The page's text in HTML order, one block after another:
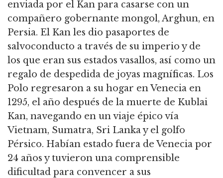
enviada por el Kan para casarse con un
compañero gobernante mongol, Arghun, en
Persia. El Kan les dio pasaportes de
salvoconducto a través de su imperio y de
los que eran sus estados vasallos, así como un
regalo de despedida de joyas magníficas. Los
Polo regresaron a su hogar en Venecia en
1295, el año después de la muerte de Kublai
Kan, navegando en un viaje épico vía
Vietnam, Sumatra, Sri Lanka y el golfo
Pérsico. Habían estado fuera de Venecia por
24 años y tuvieron una comprensible
dificultad para convencer a sus